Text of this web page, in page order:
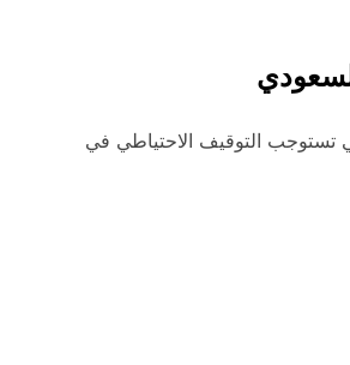
تستوجب التوقيف الاحتياطي في